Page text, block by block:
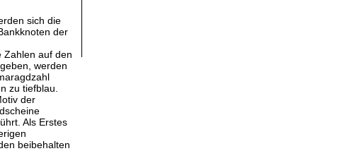
sich die
der
Zahlen auf den
werden
zu tiefblau.
der
Als Erstes
beibehalten